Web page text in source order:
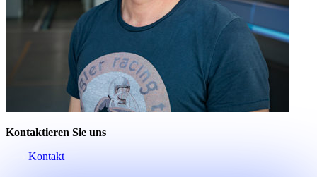
Kontaktieren Sie uns
Kontakt